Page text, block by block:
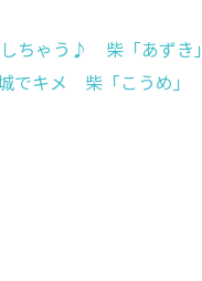
ちゃう♪ 柴「あずき」
でキメ 柴「こうめ」